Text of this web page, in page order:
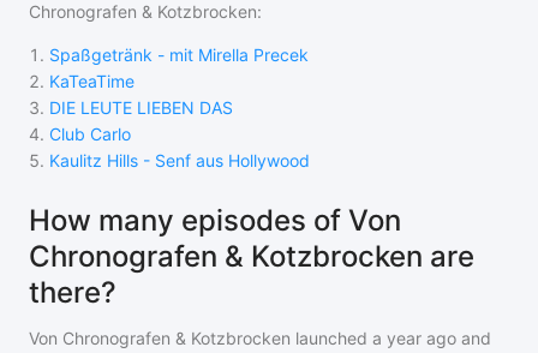
Chronografen & Kotzbrocken:
1 . Spaßgetränk - mit Mirella Precek
2. KaTeaTime
3. DIE LEUTE LIEBEN DAS
4. Club Carlo
5. Kaulitz Hills - Senf aus Hollywood
How many episodes of Von
Chronografen & Kotzbrocken are
there?
Von Chronografen & Kotzbrocken launched a year ago and